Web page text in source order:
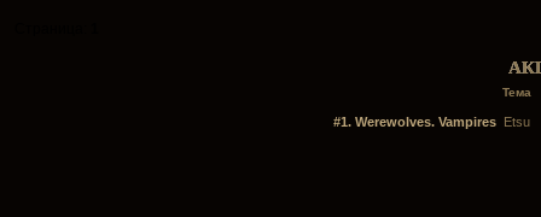
Тема
#1. Werewolves. Vampires Etsu